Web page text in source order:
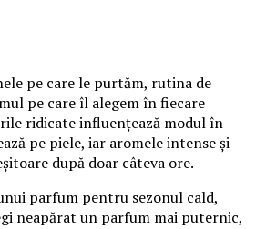
pe care le purtăm, rutina de
pe care îl alegem în fiecare
ridicate influențează modul în
pe piele, iar aromele intense și
după doar câteva ore.
parfum pentru sezonul cald,
neapărat un parfum mai puternic,